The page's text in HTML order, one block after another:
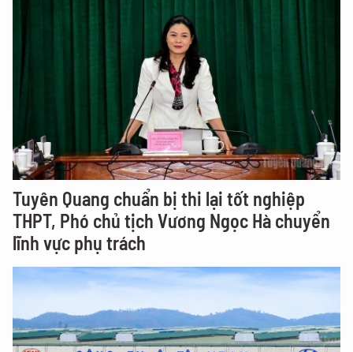
Tuyên Quang chuẩn bị thi lại tốt nghiệp
THPT, Phó chủ tịch Vương Ngọc Hà chuyển
lĩnh vực phụ trách